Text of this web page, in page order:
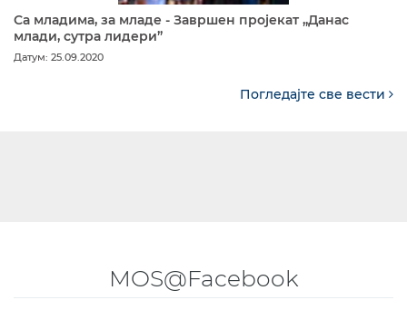
Са младима, за младе - Завршен пројекат „Данас
млади, сутра лидери”
Датум: 25.09.2020
Погледајте све вести
MOS@Facebook